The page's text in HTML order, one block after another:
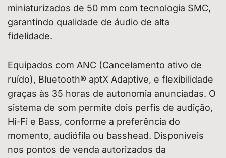
miniaturizados de 50 mm com tecnologia SMC,
garantindo qualidade de áudio de alta
fidelidade.
Equipados com ANC (Cancelamento ativo de
ruído), Bluetooth® aptX Adaptive, e flexibilidade
graças às 35 horas de autonomia anunciadas. O
sistema de som permite dois perfis de audição,
Hi-Fi e Bass, conforme a preferência do
momento, audiófila ou basshead. Disponíveis
nos pontos de venda autorizados da